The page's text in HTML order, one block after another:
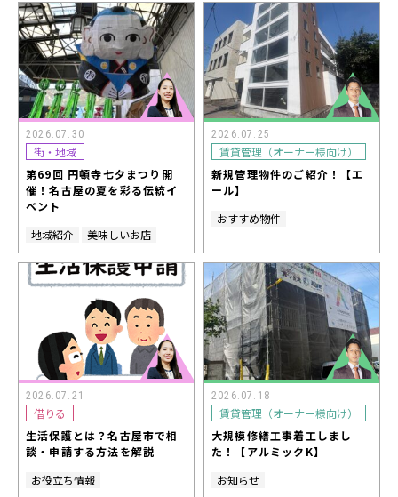
2026.07.30
街・地域
第69回 円頓寺七夕まつり開
催！名古屋の夏を彩る伝統イ
ベント
地域紹介
美味しいお店
2026.07.25
賃貸管理（オーナー様向け）
新規管理物件のご紹介！【エ
ール】
おすすめ物件
2026.07.21
借りる
生活保護とは？名古屋市で相
談・申請する方法を解説
お役立ち情報
2026.07.18
賃貸管理（オーナー様向け）
大規模修繕工事着工しまし
た！【アルミックK】
お知らせ